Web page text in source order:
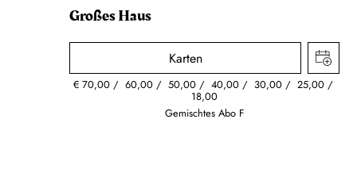
Großes Haus
Karten
€ 70,00 60,00 50,00 40,00 30,00 25,00
18,00
Gemischtes Abo F